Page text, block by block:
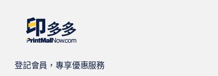
登記會員，專享優惠服務